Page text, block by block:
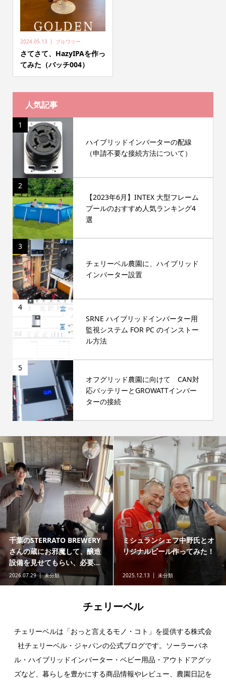
2024.05.13 ブルワリー
さてさて、HazyIPAを作っ
てみた（バッチ004）
人気記事
1
ハイブリッドインバーターの配線
（申請不要な接続方法について）
2
【2023年6月】INTEX 大型フレーム
プールのおすすめ人気ランキング4
選
3
チェリーベル農園に、ハイブリッド
インバーター設置
4
SRNE ハイブリッドインバーター用
監視システム FOR PC のインストー
ル方法
5
オフグリッド農園に向けて CAN対
応バッテリーとGROWATTインバー
ターの接続
千葉のSTERRATO BREWERY
さんの蔵にお邪魔して、醸造
設備を見せてもらい、必要...
2026.07.29 未分類
ミシュランシェフ中野氏とオ
リジナルビール作ってみた！
2025.12.13 未分類
チェリーベル
チェリーベルは「おっと言えるモノ・コト」を提供する株式会
社チェリーベル・ジャパンの公式ブログです。ソーラーパネ
ル・ハイブリッドインバーター・ベビー用品・アウトドアグッ
ズなど、暮らしを豊かにする商品情報やレビュー、農園日記を